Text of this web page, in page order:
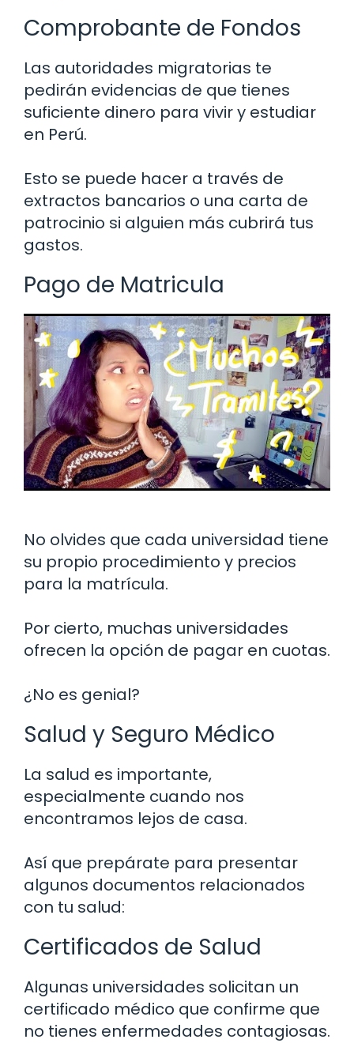
Comprobante de Fondos
Las autoridades migratorias te
pedirán evidencias de que tienes
suficiente dinero para vivir y estudiar
en Perú.
Esto se puede hacer a través de
extractos bancarios o una carta de
patrocinio si alguien más cubrirá tus
gastos.
Pago de Matricula
No olvides que cada universidad tiene
su propio procedimiento y precios
para la matrícula.
Por cierto, muchas universidades
ofrecen la opción de pagar en cuotas.
¿No es genial?
Salud y Seguro Médico
La salud es importante,
especialmente cuando nos
encontramos lejos de casa.
Así que prepárate para presentar
algunos documentos relacionados
con tu salud:
Certificados de Salud
Algunas universidades solicitan un
certificado médico que confirme que
no tienes enfermedades contagiosas.